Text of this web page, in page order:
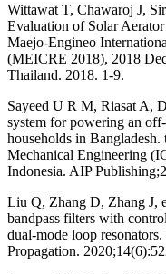
Wittawat T, Chawaroj J,
Evaluation of Solar
Maejo-Engineo
(MEICRE 2018), 2018
Thailand. 2018. 1-9.
Sayeed U R M, Riasat A,
system for powering an
households in
Mechanical Engineering
Indonesia. AIP
Liu Q, Zhang D, Zhang J,
bandpass filters with
dual-mode loop
Propagation.